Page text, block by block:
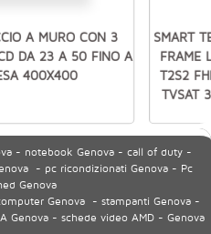
A MURO CON 3
DA 23 A 50 FINO A
400X400
SMART
FRAME
T2S2
TVSAT
- notebook Genova - call of duty -
- pc ricondizionati Genova - Pc
Genova
Genova - stampanti Genova -
Genova - schede video AMD - Genova